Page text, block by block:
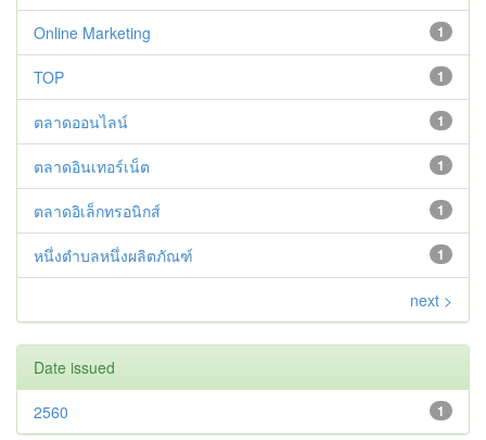
1
Online Marketing
1
TOP
1
ตลาดออนไลน์
1
ตลาดอินเทอร์เน็ต
1
ตลาดอิเล็กทรอนิกส์
1
หนึ่งตำบลหนึ่งผลิตภัณฑ์
next >
Date issued
1
2560